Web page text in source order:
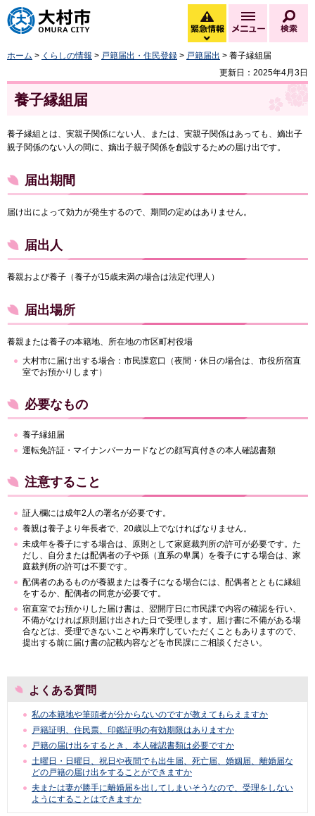
大村市
緊急情報
緊急情報を開く
メニュー
ホーム > くらしの情報 > 戸籍届出・住民登録 > 戸籍届出 > 養子縁組届
更新日：2025年4月3日
養子縁組届
養子縁組とは、実親子関係にない人、または、実親子関係はあっても、嫡出子
親子関係のない人の間に、嫡出子親子関係を創設するための届け出です。
届出期間
届け出によって効力が発生するので、期間の定めはありません。
届出人
養親および養子（養子が15歳未満の場合は法定代理人）
届出場所
養親または養子の本籍地、所在地の市区町村役場
大村市に届け出する場合：市民課窓口（夜間・休日の場合は、市役所宿直
室でお預かりします）
必要なもの
養子縁組届
運転免許証・マイナンバーカードなどの顔写真付きの本人確認書類
注意すること
証人欄には成年2人の署名が必要です。
養親は養子より年長者で、20歳以上でなければなりません。
未成年を養子にする場合は、原則として家庭裁判所の許可が必要です。た
だし、自分または配偶者の子や孫（直系の卑属）を養子にする場合は、家
庭裁判所の許可は不要です。
配偶者のあるものが養親または養子になる場合には、配偶者とともに縁組
をするか、配偶者の同意が必要です。
宿直室でお預かりした届け書は、翌開庁日に市民課で内容の確認を行い、
不備がなければ原則届け出された日で受理します。届け書に不備がある場
合などは、受理できないことや再来庁していただくこともありますので、
提出する前に届け書の記載内容などを市民課にご相談ください。
よくある質問
私の本籍地や筆頭者が分からないのですが教えてもらえますか
戸籍証明、住民票、印鑑証明の有効期限はありますか
戸籍の届け出をするとき、本人確認書類は必要ですか
土曜日・日曜日、祝日や夜間でも出生届、死亡届、婚姻届、離婚届な
どの戸籍の届け出をすることができますか
夫または妻が勝手に離婚届を出してしまいそうなので、受理をしない
ようにすることはできますか